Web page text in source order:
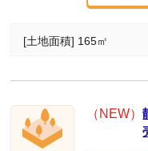
[土地面積] 165㎡
（NEW）